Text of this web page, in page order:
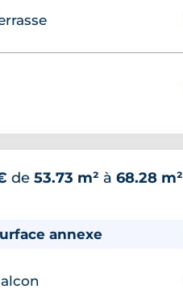
de 53.73 m² à 68.28 m²
annexe